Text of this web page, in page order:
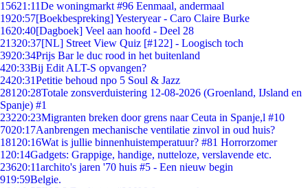
15621:11De woningmarkt #96 Eenmaal, andermaal
1920:57[Boekbespreking] Yesteryear - Caro Claire Burke
1620:40[Dagboek] Veel aan hoofd - Deel 28
21320:37[NL] Street View Quiz [#122] - Loogisch toch
3920:34Prijs Bar le duc rood in het buitenland
420:33Bij Edit ALT-S opvangen?
2420:31Petitie behoud npo 5 Soul & Jazz
281 20:28Totale zonsverduistering 12-08-2026 (Groenland, IJsland en
Spanje) #1
23220:23Migranten breken door grens naar Ceuta in Spanje,l #10
7020:17Aanbrengen mechanische ventilatie zinvol in oud huis?
181 20:16Wat is jullie binnenhuistemperatuur? #81 Horrorzomer
1 20:14Gadgets: Grappige, handige, nutteloze, verslavende etc.
23620:11archito's jaren '70 huis #5 - Een nieuw begin
919:59Belgie.